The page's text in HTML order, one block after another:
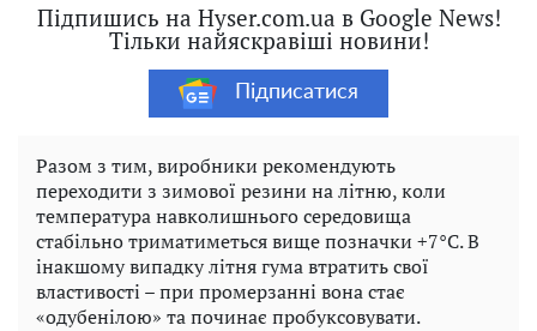
Підпишись на Hyser.com.ua в Google News!
Тільки найяскравіші новини!
Підписатися
Разом з тим, виробники рекомендують
переходити з зимової резини на літню, коли
температура навколишнього середовища
стабільно триматиметься вище позначки +7°C. В
інакшому випадку літня гума втратить свої
властивості – при промерзанні вона стає
«одубенілою» та починає пробуксовувати.